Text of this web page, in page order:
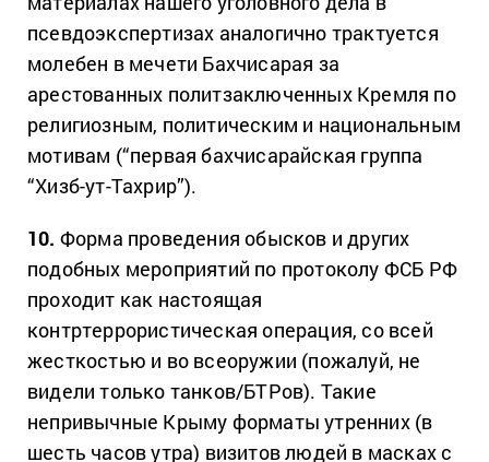
псевдоэкспертизах аналогично трактуется
молебен в мечети Бахчисарая за
арестованных политзаключенных Кремля по
религиозным, политическим и национальным
мотивам (“первая бахчисарайская группа
“Хизб-ут-Тахрир”).
10. Форма проведения обысков и других
подобных мероприятий по протоколу ФСБ РФ
проходит как настоящая
контртеррористическая операция, со всей
жесткостью и во всеоружии (пожалуй, не
видели только танков/БТРов). Такие
непривычные Крыму форматы утренних (в
шесть часов утра) визитов людей в масках с